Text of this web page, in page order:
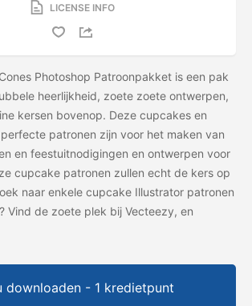
LICENSE INFO
Photoshop Patroonpakket is een pak
heerlijkheid, zoete zoete ontwerpen,
kersen bovenop. Deze cupcakes en
patronen zijn voor het maken van
en feestuitnodigingen en ontwerpen voor
cupcake patronen zullen echt de kers op
naar enkele cupcake Illustrator patronen
Vind de zoete plek bij Vecteezy, en
downloaden - 1 kredietpunt